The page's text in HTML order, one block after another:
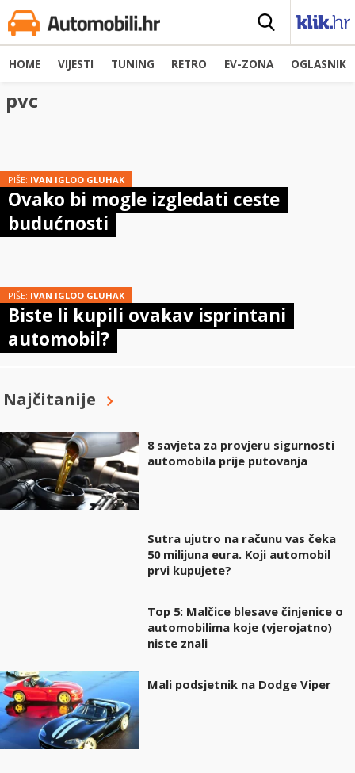
HOME VIJESTI TUNING RETRO EV-ZONA OGLASNIK
pvc
PIŠE: IVAN IGLOO GLUHAK
Ovako bi mogle izgledati ceste
budućnosti
PIŠE: IVAN IGLOO GLUHAK
Biste li kupili ovakav isprintani
automobil?
Najčitanije
8 savjeta za provjeru sigurnosti
automobila prije putovanja
Sutra ujutro na računu vas čeka
50 milijuna eura. Koji automobil
prvi kupujete?
Top 5: Malčice blesave činjenice o
automobilima koje (vjerojatno)
niste znali
Mali podsjetnik na Dodge Viper